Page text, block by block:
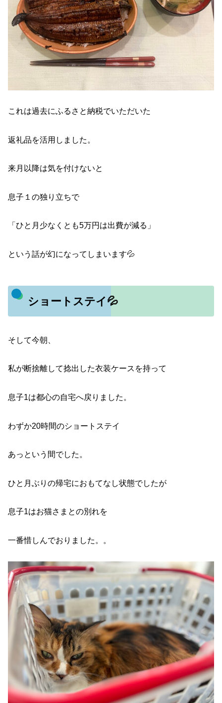
これは過去にふるさと納税でいただいた
返礼品を活用しました。
来月以降は気を付けないと
息子１の独り立ちで
「ひと月少なくとも5万円は出費が減る」
という話が幻になってしまいます💦
ショートステイ💦
そして今朝、
私が断捨離して捻出した衣装ケースを持って
息子1は都心の自宅へ戻りました。
わずか20時間のショートステイ
あっという間でした。
ひと月ぶりの帰宅におもてなし状態でしたが
息子1はお猫さまとの別れを
一番惜しんでおりました。。